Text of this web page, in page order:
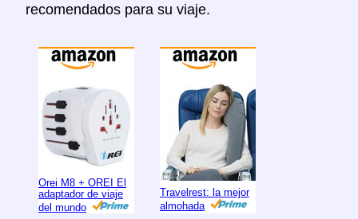
recomendados para su viaje.
Orei M8 + OREI El
adaptador de viaje
del mundo
Travelrest: la mejor
almohada